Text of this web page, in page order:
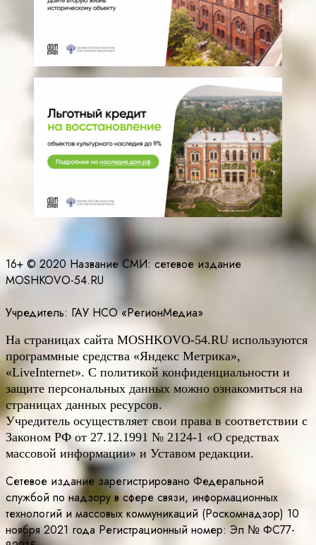
16+ © 2020 Название СМИ: cетевое издание
MOSHKOVO-54.RU
Учредитель: ГАУ НСО «РегионМедиа»
На страницах сайта MOSHKOVO-54.RU используются
программные средства «Яндекс Метрика»,
«LiveInternet». С политикой конфиденциальности и
защите персональных данных можно ознакомиться на
страницах данных ресурсов.
Учредитель осуществляет свои права в соответствии с
Законом РФ от 27.12.1991 № 2124-1 «О средствах
массовой информации» и Уставом редакции.
Сетевое издание зарегистрировано Федеральной
службой по надзору в сфере связи, информационных
технологий и массовых коммуникаций (Роскомнадзор) 10
ноября 2021 года Регистрационный номер: Эл № ФС77-